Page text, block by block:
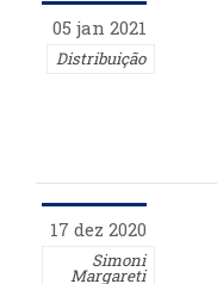
05 jan 2021
Distribuição
17 dez 2020
Simoni
Margareti